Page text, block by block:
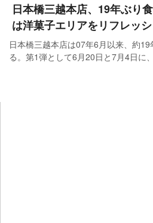
日本橋三越本店、19年ぶり
は洋菓子エリアをリフレッ
日本橋三越本店は07年6月以来、約
る。第1弾として6月20日と7月4日に